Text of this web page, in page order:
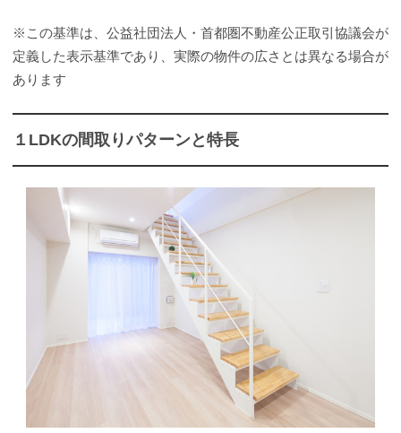
※この基準は、公益社団法人・首都圏不動産公正取引協議会が
定義した表示基準であり、実際の物件の広さとは異なる場合が
あります
１LDKの間取りパターンと特長